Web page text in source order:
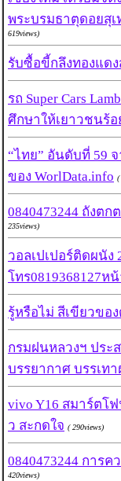
พระบรมธาตุดอยสุเ
619views)
รับซื้อขี้กลึงทองแด
รถ Super Cars
ศึกษาให้เยาวชนร้
“ไทย” อันดับที่ 59
ของ WorlData.info (
0840473244 ถังต
235views)
วอลเปเปอร์ติดผนัง
โทร0819368127ห
รู้หรือไม่ สีเขียวขอ
กรมฝนหลวงฯ ประ
บรรยากาศ บรรเท
vivo Y16 สมาร์ตโ
ว สะกดใจ ( 290views)
0840473244 การ
420views)